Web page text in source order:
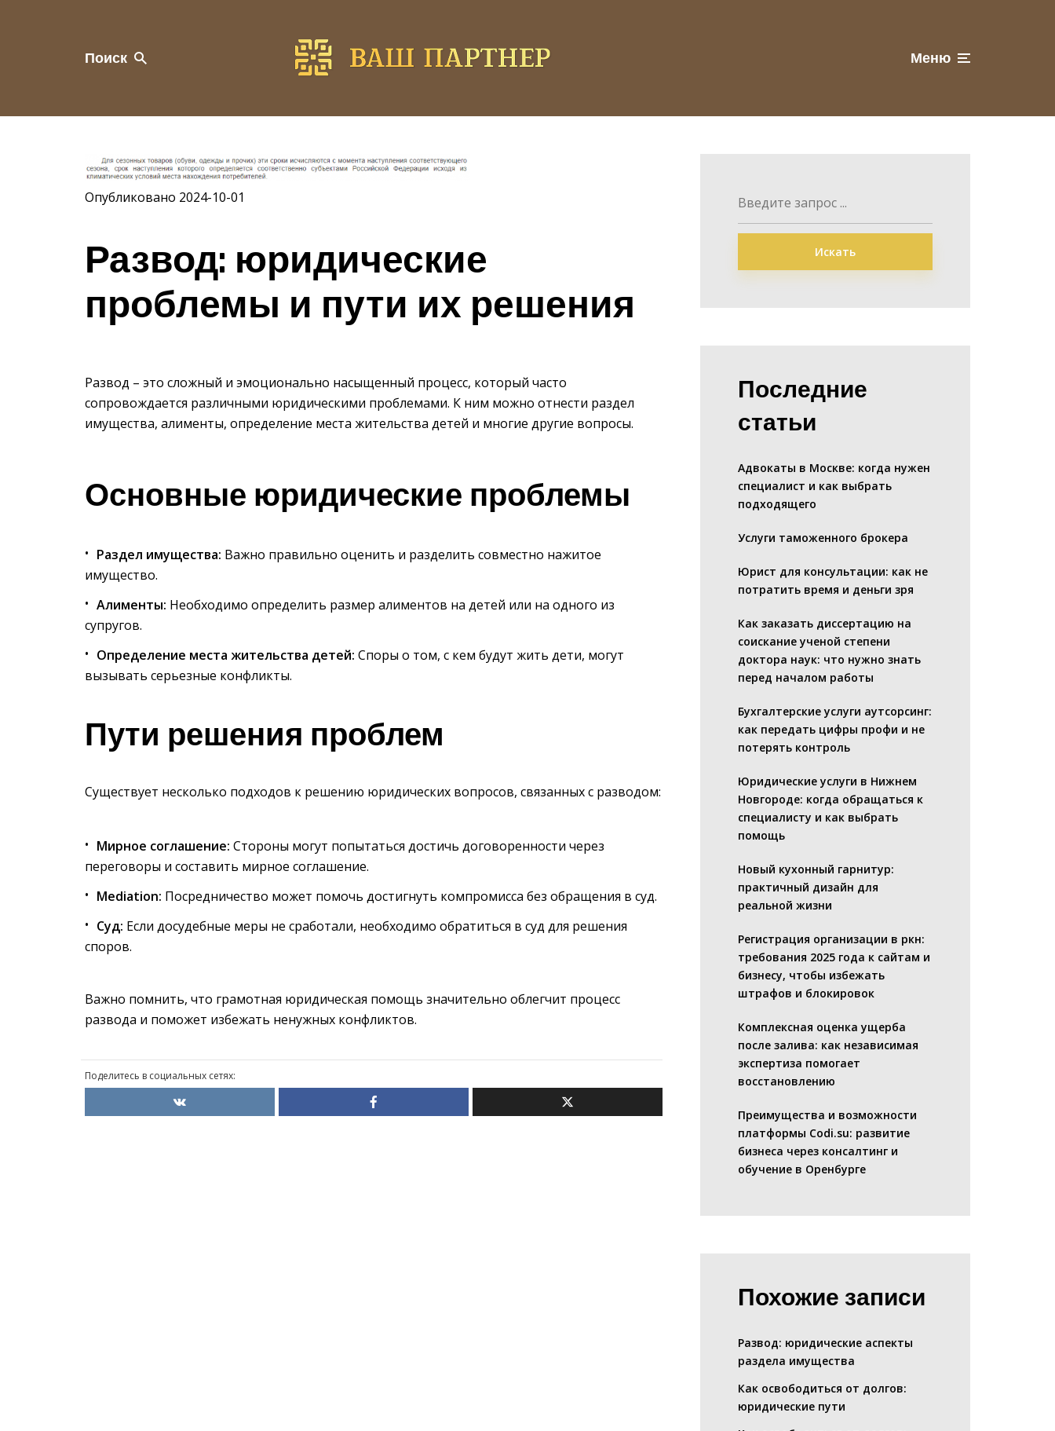
Поиск Меню
Опубликовано 2024-10-01
Развод: юридические
проблемы и пути их решения
Развод – это сложный и эмоционально насыщенный процесс, который часто
сопровождается различными юридическими проблемами. К ним можно отнести раздел
имущества, алименты, определение места жительства детей и многие другие вопросы.
Основные юридические проблемы
Раздел имущества: Важно правильно оценить и разделить совместно нажитое
имущество.
Алименты: Необходимо определить размер алиментов на детей или на одного из
супругов.
Определение места жительства детей: Споры о том, с кем будут жить дети, могут
вызывать серьезные конфликты.
Пути решения проблем
Существует несколько подходов к решению юридических вопросов, связанных с разводом:
Мирное соглашение: Стороны могут попытаться достичь договоренности через
переговоры и составить мирное соглашение.
Мediation: Посредничество может помочь достигнуть компромисса без обращения в суд.
Суд: Если досудебные меры не сработали, необходимо обратиться в суд для решения
споров.
Важно помнить, что грамотная юридическая помощь значительно облегчит процесс
развода и поможет избежать ненужных конфликтов.
Поделитесь в социальных сетях:
Искать
Последние
статьи
Адвокаты в Москве: когда нужен
специалист и как выбрать
подходящего
Услуги таможенного брокера
Юрист для консультации: как не
потратить время и деньги зря
Как заказать диссертацию на
соискание ученой степени
доктора наук: что нужно знать
перед началом работы
Бухгалтерские услуги аутсорсинг:
как передать цифры профи и не
потерять контроль
Юридические услуги в Нижнем
Новгороде: когда обращаться к
специалисту и как выбрать
помощь
Новый кухонный гарнитур:
практичный дизайн для
реальной жизни
Регистрация организации в ркн:
требования 2025 года к сайтам и
бизнесу, чтобы избежать
штрафов и блокировок
Комплексная оценка ущерба
после залива: как независимая
экспертиза помогает
восстановлению
Преимущества и возможности
платформы Codi.su: развитие
бизнеса через консалтинг и
обучение в Оренбурге
Похожие записи
Развод: юридические аспекты
раздела имущества
Как освободиться от долгов:
юридические пути